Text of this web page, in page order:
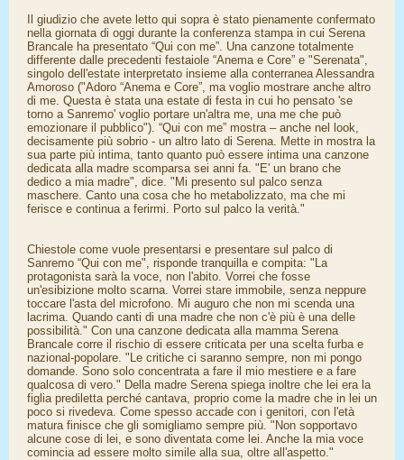
Il giudizio che avete letto qui sopra è stato pienamente confermato
nella giornata di oggi durante la conferenza stampa in cui Serena
Brancale ha presentato “Qui con me”. Una canzone totalmente
differente dalle precedenti festaiole “Anema e Core” e "Serenata",
singolo dell'estate interpretato insieme alla conterranea Alessandra
Amoroso ("Adoro “Anema e Core”, ma voglio mostrare anche altro
di me. Questa è stata una estate di festa in cui ho pensato 'se
torno a Sanremo' voglio portare un'altra me, una me che può
emozionare il pubblico"). “Qui con me” mostra – anche nel look,
decisamente più sobrio - un altro lato di Serena. Mette in mostra la
sua parte più intima, tanto quanto può essere intima una canzone
dedicata alla madre scomparsa sei anni fa. "E' un brano che
dedico a mia madre", dice. "Mi presento sul palco senza
maschere. Canto una cosa che ho metabolizzato, ma che mi
ferisce e continua a ferirmi. Porto sul palco la verità."
Chiestole come vuole presentarsi e presentare sul palco di
Sanremo “Qui con me", risponde tranquilla e compita: "La
protagonista sarà la voce, non l'abito. Vorrei che fosse
un'esibizione molto scarna. Vorrei stare immobile, senza neppure
toccare l'asta del microfono. Mi auguro che non mi scenda una
lacrima. Quando canti di una madre che non c'è più è una delle
possibilità." Con una canzone dedicata alla mamma Serena
Brancale corre il rischio di essere criticata per una scelta furba e
nazional-popolare. "Le critiche ci saranno sempre, non mi pongo
domande. Sono solo concentrata a fare il mio mestiere e a fare
qualcosa di vero." Della madre Serena spiega inoltre che lei era la
figlia prediletta perché cantava, proprio come la madre che in lei un
poco si rivedeva. Come spesso accade con i genitori, con l'età
matura finisce che gli somigliamo sempre più. "Non sopportavo
alcune cose di lei, e sono diventata come lei. Anche la mia voce
comincia ad essere molto simile alla sua, oltre all'aspetto."